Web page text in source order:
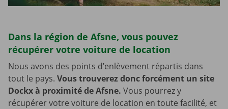
Dans la région de Afsne, vous pouvez
récupérer votre voiture de location
Nous avons des points d’enlèvement répartis dans
tout le pays. Vous trouverez donc forcément un site
Dockx à proximité de Afsne. Vous pourrez y
récupérer votre voiture de location en toute facilité, et